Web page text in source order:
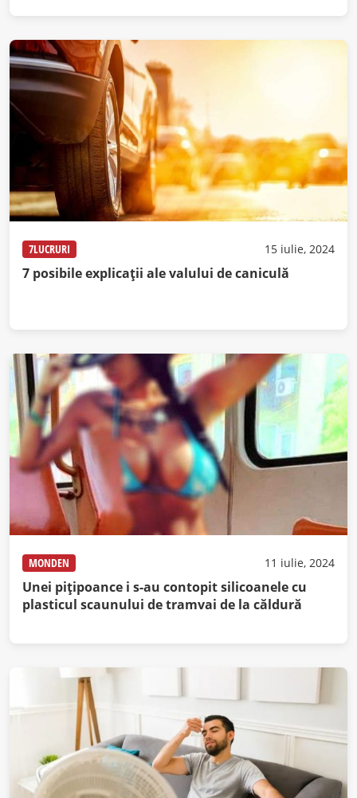
7LUCRURI 15 iulie, 2024
7 posibile explicații ale valului de caniculă
MONDEN 11 iulie, 2024
Unei pițipoance i s-au contopit silicoanele cu
plasticul scaunului de tramvai de la căldură